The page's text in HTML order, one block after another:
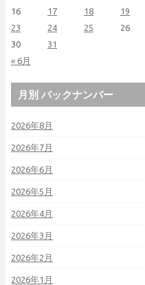
« 6月
16
17 18 19
23
24 25 26
30
31
月別 バックナンバー
2026年8月
2026年7月
2026年6月
2026年5月
2026年4月
2026年3月
2026年2月
2026年1月